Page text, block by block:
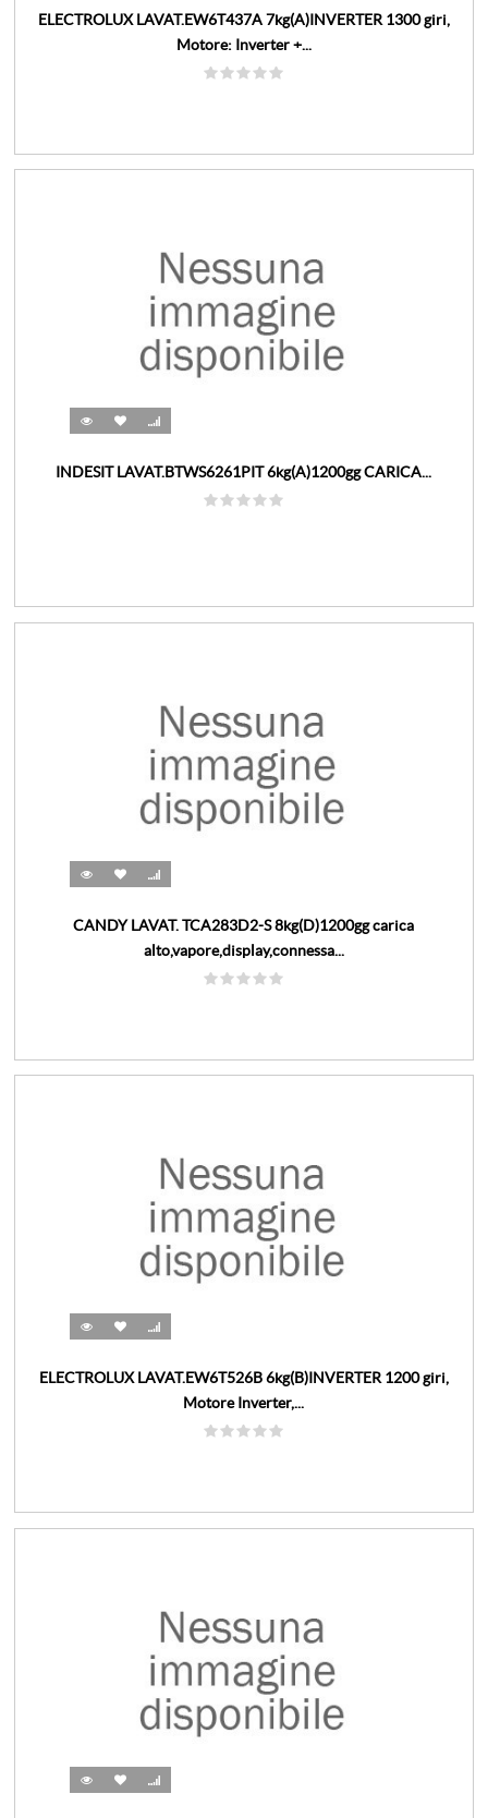
ELECTROLUX LAVAT.EW6T437A 7kg(A)INVERTER 1300 giri,
Motore: Inverter +...
INDESIT LAVAT.BTWS6261PIT 6kg(A)1200gg CARICA...
CANDY LAVAT. TCA283D2-S 8kg(D)1200gg carica
alto,vapore,display,connessa...
ELECTROLUX LAVAT.EW6T526B 6kg(B)INVERTER 1200 giri,
Motore Inverter,...